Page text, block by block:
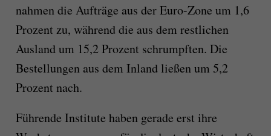
nahmen die Aufträge aus der Euro-Zone um 1,6
Prozent zu, während die aus dem restlichen
Ausland um 15,2 Prozent schrumpften. Die
Bestellungen aus dem Inland ließen um 5,2
Prozent nach.
Führende Institute haben gerade erst ihre